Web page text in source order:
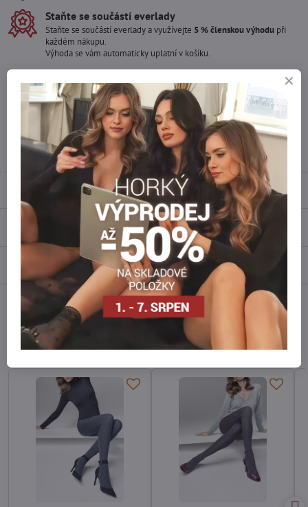
Staňte se součástí everlady
Staňte se součástí everlady a využívejte 5 % členskou výhodu při
každém nákupu.
Výhoda se vám automaticky uplatní v košíku.
Máte zájem o více kusů ?
Kontaktujte nás na mail, zboží pro Vás doskladníme!
info​@everlady​.eu
Recenze
Diskuse 0
FacebookTwitterBlueskyPinterestReddit LinkedIn WhatsApp
Alternativní produkty